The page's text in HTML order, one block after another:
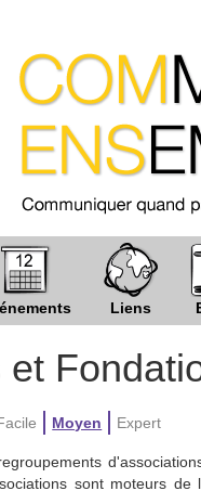
Liens
Moyen Expert
sont moteurs